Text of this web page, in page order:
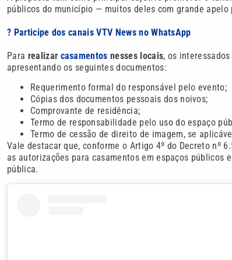
públicos do município — muitos deles com grande
? Participe dos canais VTV News no WhatsApp
Para realizar casamentos nesses locais, os
apresentando os seguintes documentos:
Requerimento formal do responsável pelo evento;
Cópias dos documentos pessoais dos noivos;
Comprovante de residência;
Termo de responsabilidade pelo uso do espaço
Termo de cessão de direito de imagem, se
Vale destacar que, conforme o Artigo 4º do Decreto nº
as autorizações para casamentos em espaços públicos
pública.